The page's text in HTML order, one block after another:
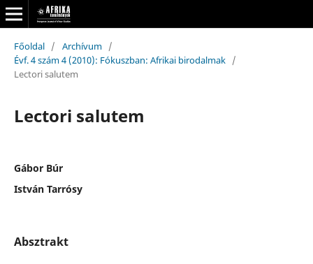
Főoldal / Archívum /
Évf. 4 szám 4 (2010): Fókuszban: Afrikai birodalmak /
Lectori salutem
Lectori salutem
Gábor Búr
István Tarrósy
Absztrakt